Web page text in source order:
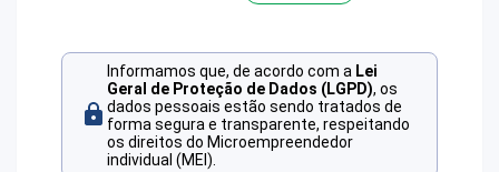
Informamos que, de acordo com a Lei
Geral de Proteção de Dados (LGPD), os
dados pessoais estão sendo tratados de
forma segura e transparente, respeitando
os direitos do Microempreendedor
individual (MEI).